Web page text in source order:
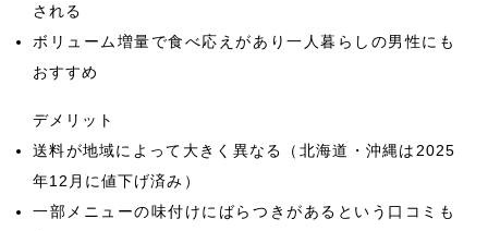
される
ボリューム増量で食べ応えがあり一人暮らしの男性にも
おすすめ
デメリット
送料が地域によって大きく異なる（北海道・沖縄は2025
年12月に値下げ済み）
一部メニューの味付けにばらつきがあるという口コミも